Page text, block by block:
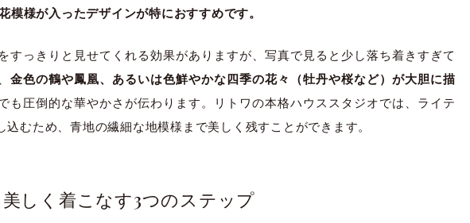
太田店
大宮店
太田店
大宮店
模様が入ったデザインが特におすすめです。
すっきりと見せてくれる効果がありますが、写真で見ると少し落ち着きすぎて
金色の鶴や鳳凰、あるいは色鮮やかな四季の花々（牡丹や桜など）が大胆に描
も圧倒的な華やかさが伝わります。リトワの本格ハウススタジオでは、ライテ
むため、青地の繊細な地模様まで美しく残すことができます。
しく着こなす3つのステップ